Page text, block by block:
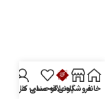
خانهفروشگاهپونی‌کو
علاقه مندی ها
حساب کاربری من